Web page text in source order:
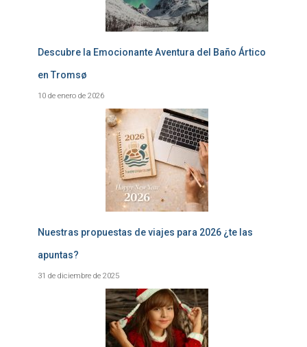
Descubre la Emocionante Aventura del Baño Ártico
en Tromsø
10 de enero de 2026
Nuestras propuestas de viajes para 2026 ¿te las
apuntas?
31 de diciembre de 2025